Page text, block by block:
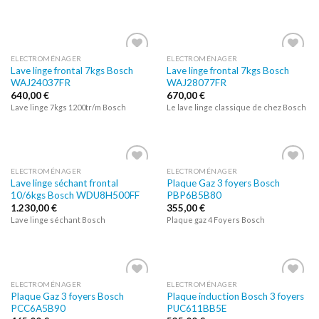
Ajouter
ELECTROMÉNAGER
Lave linge frontal 7kgs Bosch
WAJ24037FR
640,00€
Lave linge 7kgs 1200tr/m Bosch
Ajouter
ELECTROMÉNAGER
Lave linge frontal 7kgs Bosch
WAJ28077FR
670,00€
Le lave linge classique de chez Bosch
Ajouter
à la liste
ELECTROMÉNAGER
Lave linge séchant frontal
10/6kgs Bosch WDU8H500FF
1.230,00€
Lave linge séchant Bosch
Ajouter
ELECTROMÉNAGER
Plaque Gaz 3 foyers Bosch
PBP6B5B80
355,00€
Plaque gaz 4 Foyers Bosch
Ajouter
ELECTROMÉNAGER
Plaque Gaz 3 foyers Bosch
PCC6A5B90
Ajouter
ELECTROMÉNAGER
Plaque induction Bosch 3 foyers
PUC611BB5E